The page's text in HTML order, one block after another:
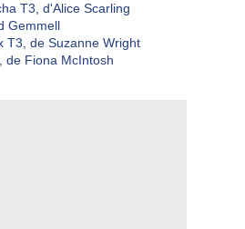
T3, d'Alice Scarling
Gemmell
T3, de Suzanne Wright
de Fiona McIntosh